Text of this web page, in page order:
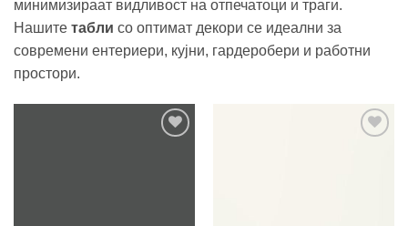
минимизираат видливост на отпечатоци и траги.
Нашите табли со оптимат декори се идеални за
современи ентериери, кујни, гардеробери и работни
простори.